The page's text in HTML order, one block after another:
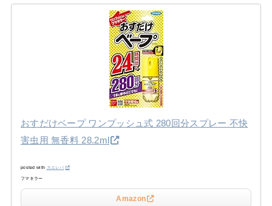
おすだけベープ ワンプッシュ式 280回分スプレー 不快
害虫用 無香料 28.2ml
posted with カエレバ
フマキラー
Amazon